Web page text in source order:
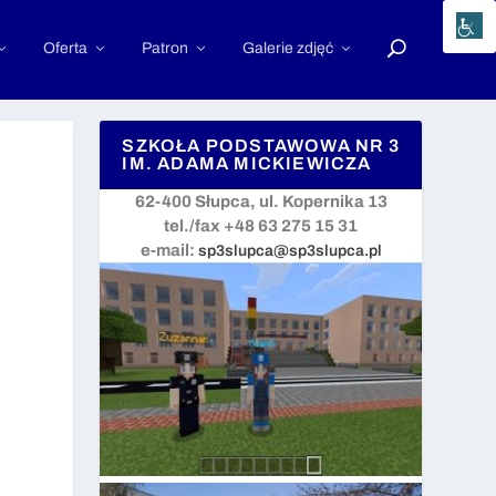
Oferta Patron Galerie zdjęć
SZKOŁA PODSTAWOWA NR 3
IM. ADAMA MICKIEWICZA
62-400 Słupca, ul. Kopernika 13
tel./fax +48 63 275 15 31
e-mail: sp3slupca@sp3slupca.pl